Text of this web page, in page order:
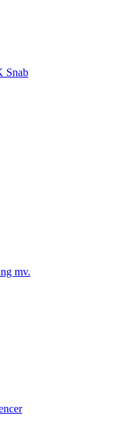
Snab
mv.